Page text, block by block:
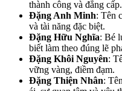
thành công và đẳng cấp.
Đặng Anh Minh: Tên
và tài năng đặc biệt.
Đặng Hữu Nghĩa: Bé
biết làm theo đúng lẽ
Đặng Khôi Nguyên:
vững vàng, điềm đạm.
Đặng Thiện Nhân: